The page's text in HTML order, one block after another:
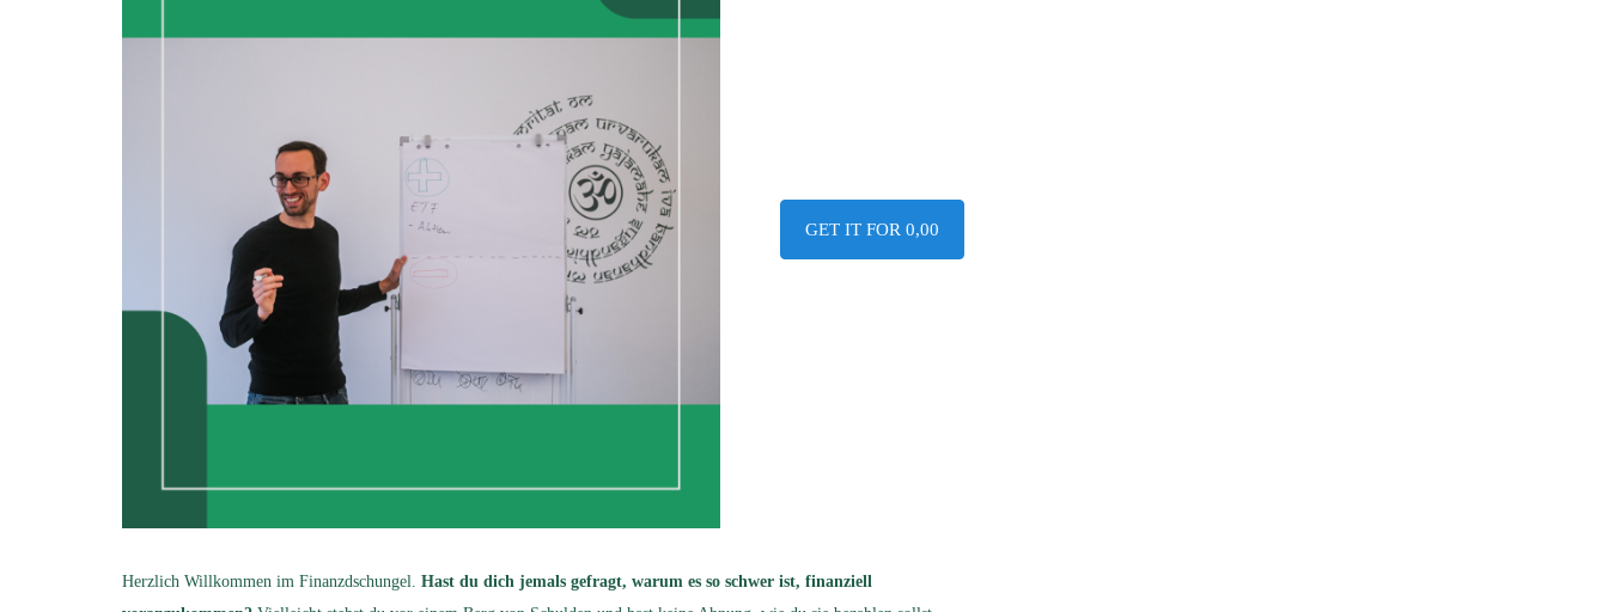
GET IT FOR 0,00
Herzlich Willkommen im Finanzdschungel. Hast du dich jemals gefragt, warum es so schwer ist, finanziell